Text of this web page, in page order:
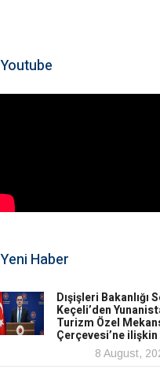
Youtube
Yeni Haber
Dışişleri Bakanlığı
Keçeli’den
Turizm Özel
Çerçevesi’ne
8 August,